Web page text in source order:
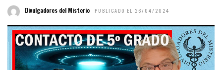
Divulgadores del Misterio PUBLICADO EL 26/04/2024